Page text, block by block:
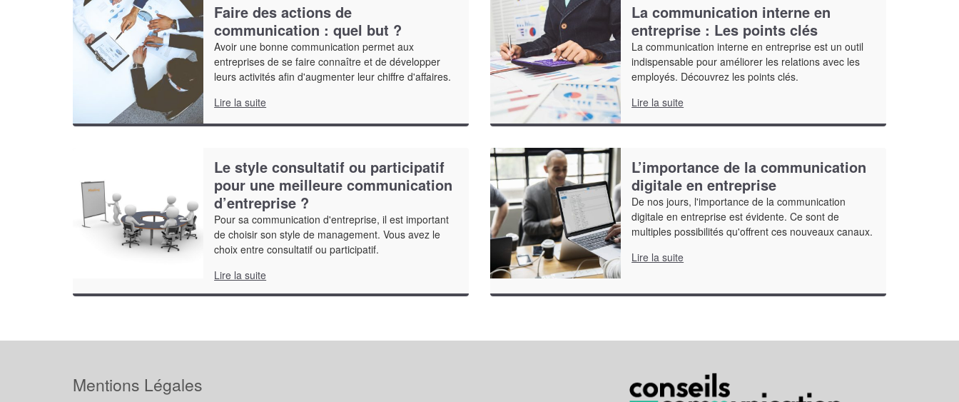
Faire des actions de
communication : quel but ?
Avoir une bonne communication permet aux
entreprises de se faire connaître et de développer
leurs activités afin d'augmenter leur chiffre d'affaires.
Lire la suite
La communication interne en
entreprise : Les points clés
La communication interne en entreprise est un outil
indispensable pour améliorer les relations avec les
employés. Découvrez les points clés.
Lire la suite
Le style consultatif ou participatif
pour une meilleure communication
d’entreprise ?
Pour sa communication d'entreprise, il est important
de choisir son style de management. Vous avez le
choix entre consultatif ou participatif.
Lire la suite
L’importance de la communication
digitale en entreprise
De nos jours, l'importance de la communication
digitale en entreprise est évidente. Ce sont de
multiples possibilités qu'offrent ces nouveaux canaux.
Lire la suite
Mentions Légales